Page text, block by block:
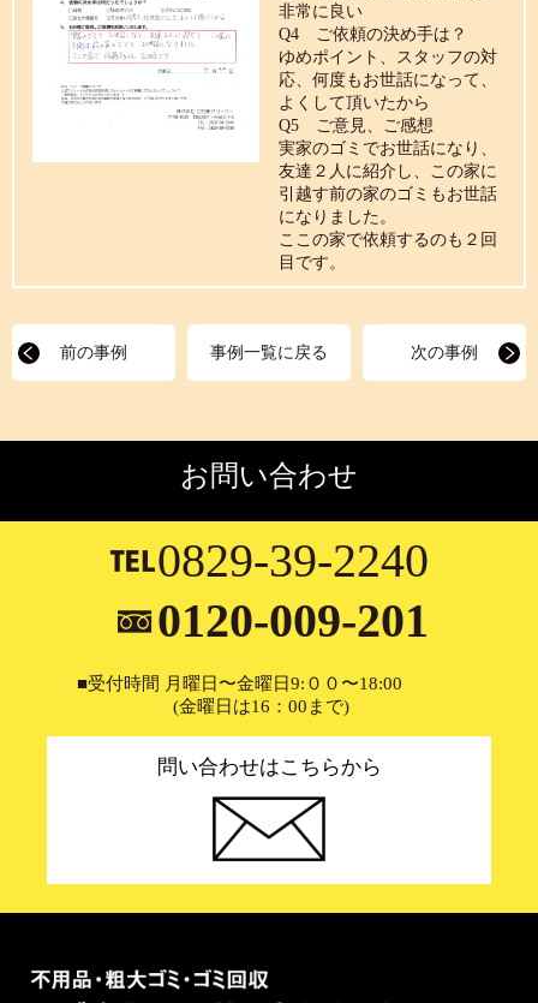
非常に良い
Q4 ご依頼の決め手は？
ゆめポイント、スタッフの対
応、何度もお世話になって、
よくして頂いたから
Q5 ご意見、ご感想
実家のゴミでお世話になり、
友達２人に紹介し、この家に
引越す前の家のゴミもお世話
になりました。
ここの家で依頼するのも２回
目です。
前の事例 事例一覧に戻る 次の事例
お問い合わせ
0829-39-2240
0120-009-201
■受付時間 月曜日〜金曜日9:００〜18:00
(金曜日は16：00まで)
問い合わせはこちらから